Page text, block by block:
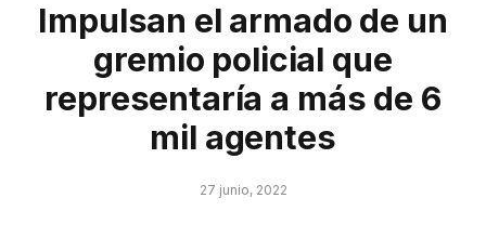
Impulsan el armado de un
gremio policial que
representaría a más de 6
mil agentes
27 junio, 2022